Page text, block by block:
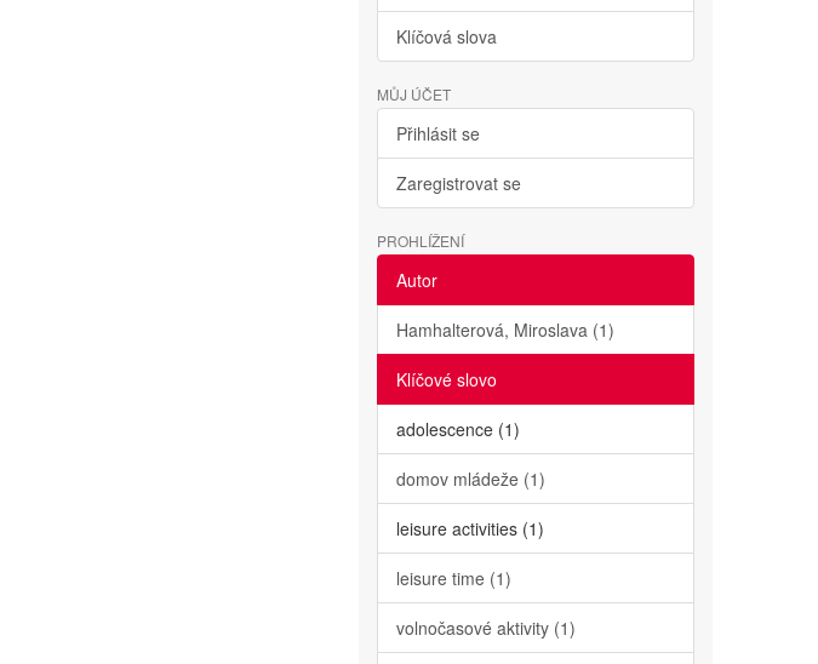
Klíčová slova
MŮJ ÚČET
Přihlásit se
Zaregistrovat se
PROHLÍŽENÍ
Autor
Hamhalterová, Miroslava (1)
Klíčové slovo
adolescence (1)
domov mládeže (1)
leisure activities (1)
leisure time (1)
volnočasové aktivity (1)